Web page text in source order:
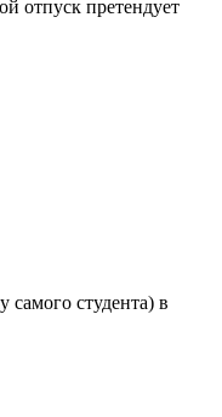
отпуск претендует
студента) в